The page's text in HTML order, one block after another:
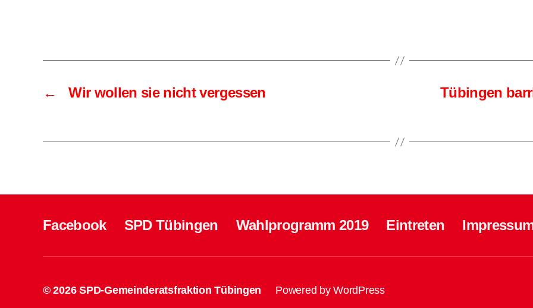
← Wir wollen sie nicht vergessen
Tübingen
Facebook SPD Tübingen Wahlprogramm 2019 Eintreten
© 2026SPD-Gemeinderatsfraktion Tübingen Powered by WordPress